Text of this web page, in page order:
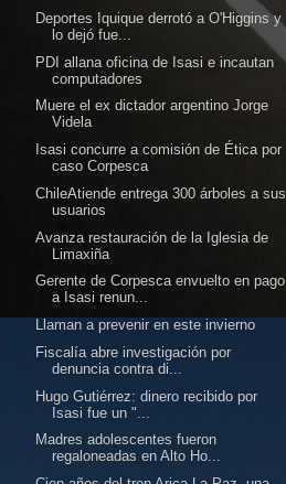
Deportes Iquique derrotó a O'Higgins y
lo dejó fue...
PDI allana oficina de Isasi e incautan
computadores
Muere el ex dictador argentino Jorge
Videla
Isasi concurre a comisión de Ética por
caso Corpesca
ChileAtiende entrega 300 árboles a sus
usuarios
Avanza restauración de la Iglesia de
Limaxiña
Gerente de Corpesca envuelto en pago
a Isasi renun...
Llaman a prevenir en este invierno
Fiscalía abre investigación por
denuncia contra di...
Hugo Gutiérrez: dinero recibido por
Isasi fue un "...
Madres adolescentes fueron
regaloneadas en Alto Ho...